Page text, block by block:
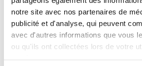
notre site avec nos partenaires de
publicité et d'analyse, qui peuvent
avec d'autres informations que vous
ou qu'ils ont collectées lors de votre